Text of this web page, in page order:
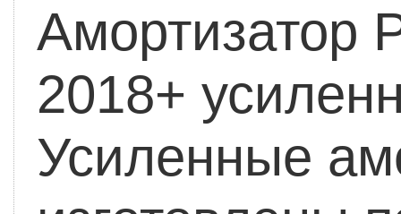
Амортизатор
2018+
Усиленные